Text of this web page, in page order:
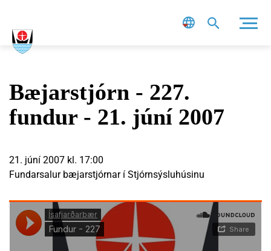
Bæjarstjórn - 227.
fundur - 21. júní 2007
21. júní 2007 kl. 17:00
Fundarsalur bæjarstjórnar í Stjórnsýsluhúsinu